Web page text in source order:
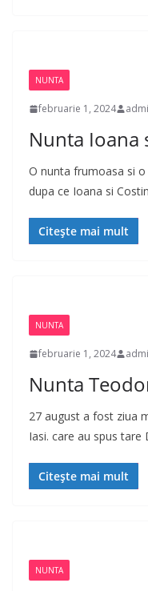
NUNTA
februarie 1, 2024
Nunta Ioana
O nunta frumoasa si
dupa ce Ioana si
Citește mai mult
NUNTA
februarie 1, 2024
Nunta
27 august a fost ziua
Iasi. care au spus tare
Citește mai mult
NUNTA